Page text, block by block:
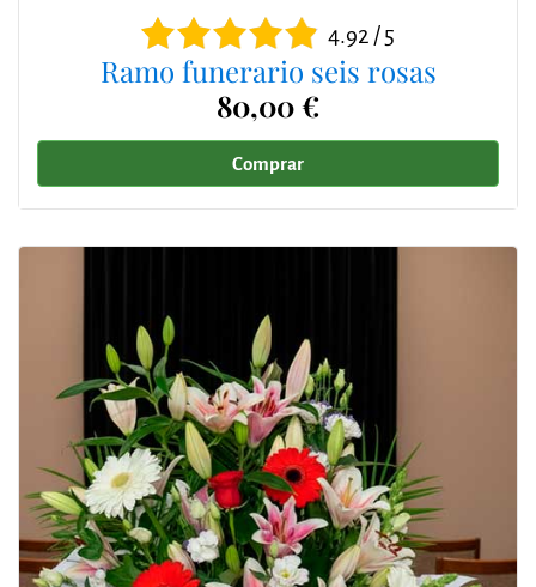
4.92 / 5
Ramo funerario seis rosas
80,00 €
Comprar